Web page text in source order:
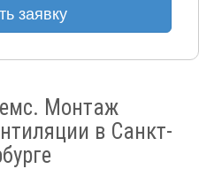
заявку
Монтаж
в Санкт-